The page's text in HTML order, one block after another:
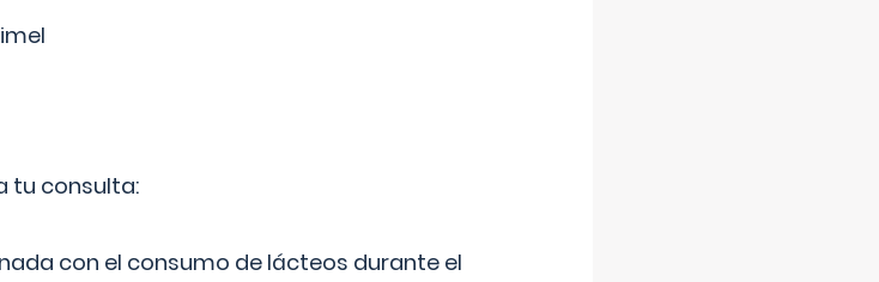
tu consulta:
con el consumo de lácteos durante el